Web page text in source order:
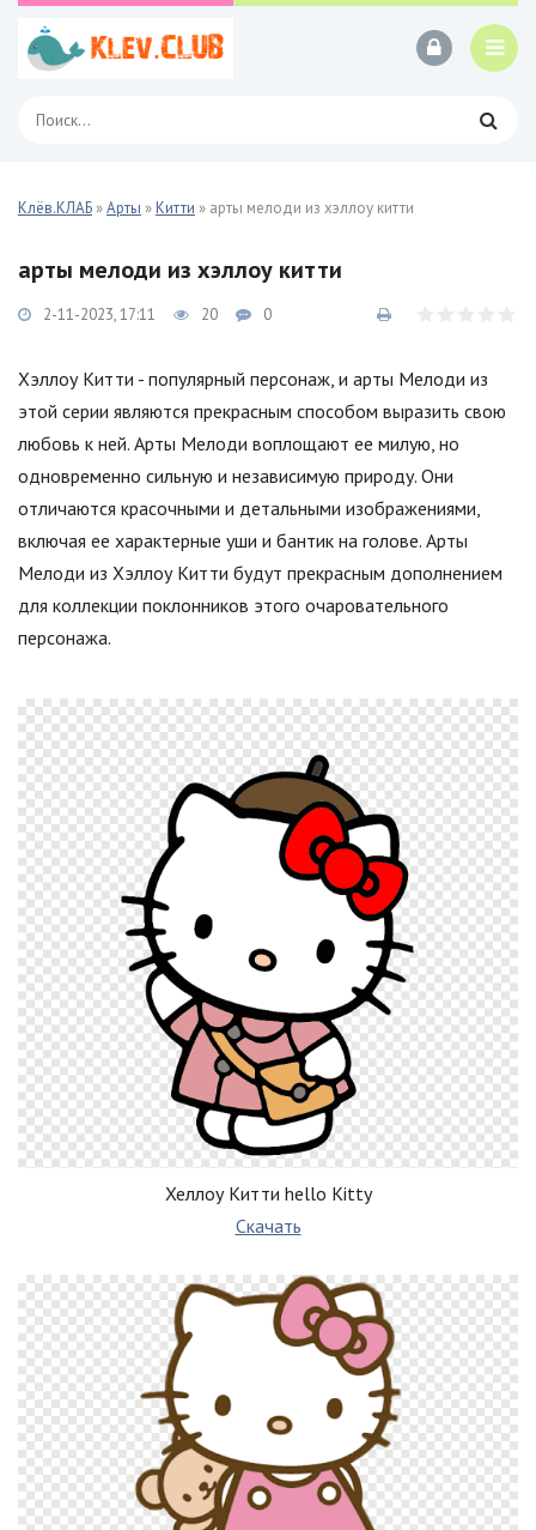
Клёв.КЛАБ »Арты »Китти » арты мелоди из хэллоу китти
арты мелоди из хэллоу китти
2-11-2023, 17:11 20 0
Хэллоу Китти - популярный персонаж, и арты Мелоди из
этой серии являются прекрасным способом выразить свою
любовь к ней. Арты Мелоди воплощают ее милую, но
одновременно сильную и независимую природу. Они
отличаются красочными и детальными изображениями,
включая ее характерные уши и бантик на голове. Арты
Мелоди из Хэллоу Китти будут прекрасным дополнением
для коллекции поклонников этого очаровательного
персонажа.
Хеллоу Китти hello Kitty
Скачать